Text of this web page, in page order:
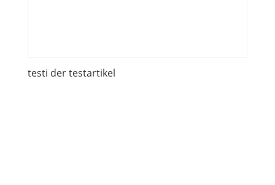
testi der testartikel